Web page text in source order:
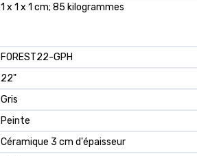
‎1 x 1 x 1 cm; 85 kilogrammes
‎FOREST22-GPH
‎22"
‎Gris
‎Peinte
‎Céramique 3 cm d'épaisseur